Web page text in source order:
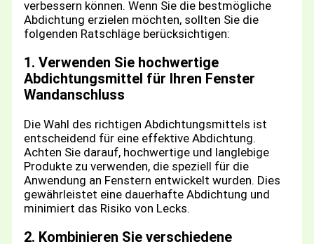
verbessern können. Wenn Sie die bestmögliche
Abdichtung erzielen möchten, sollten Sie die
folgenden Ratschläge berücksichtigen:
1. Verwenden Sie hochwertige
Abdichtungsmittel für Ihren Fenster
Wandanschluss
Die Wahl des richtigen Abdichtungsmittels ist
entscheidend für eine effektive Abdichtung.
Achten Sie darauf, hochwertige und langlebige
Produkte zu verwenden, die speziell für die
Anwendung an Fenstern entwickelt wurden. Dies
gewährleistet eine dauerhafte Abdichtung und
minimiert das Risiko von Lecks.
2. Kombinieren Sie verschiedene